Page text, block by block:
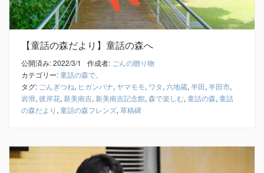
【童話の森だより】童話の森へ
公開済み: 2022/3/1 作成者: ごんの贈り物
カテゴリー:童話の森で。
タグ: ごんぎつね, ヒガンバナ, ヤマモモ, ワタ, 六地蔵, 半田, 半田市,
岩滑, 彼岸花, 新美南吉, 新美南吉記念館, 森で楽しむ, 童話の森, 童話
の森だより , 童話の森フレンズ, 草稿碑